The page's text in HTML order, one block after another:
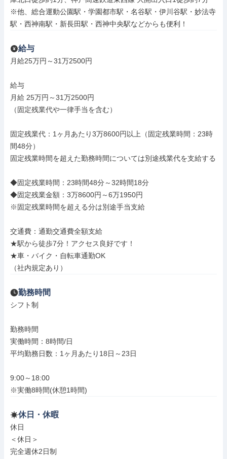
※他、総合運動公園駅・学園都市駅・名谷駅・伊川谷駅・妙法寺
駅・西神南駅・新長田駅・西神中央駅などからも便利！
給与
月給25万円～31万2500円
給与
月給 25万円～31万2500円
（固定残業代や一律手当を含む）
固定残業代：1ヶ月あたり3万8600円以上（固定残業時間：23時
間48分）
固定残業時間を超えた勤務時間については別途残業代を支給する
◆固定残業時間：23時間48分～32時間18分
◆固定残業金額：3万8600円～6万1950円
※固定残業時間を超える分は別途手当支給
交通費：通勤交通費全額支給
★駅から徒歩7分！アクセス良好です！
★車・バイク・自転車通勤OK
（社内規定あり）
勤務時間
シフト制
勤務時間
実働時間：8時間/日
平均勤務日数：1ヶ月あたり18日～23日
9:00～18:00
※実働8時間(休憩1時間)
休日・休暇
休日
＜休日＞
完全週休2日制